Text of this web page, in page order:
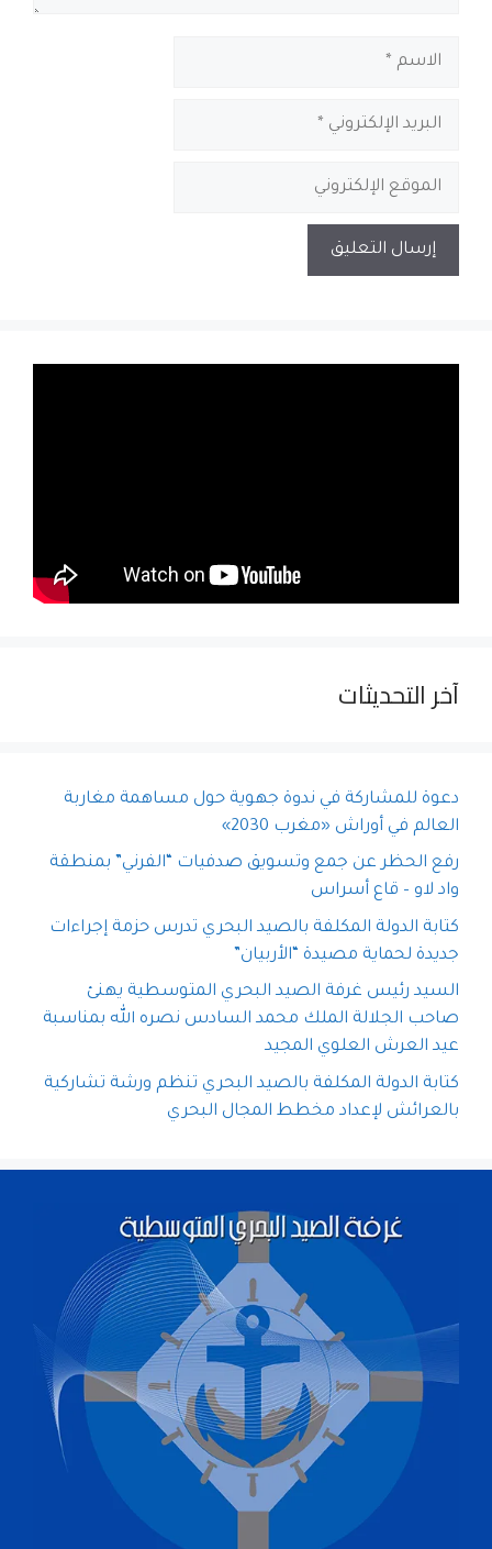
آخر التحديثات
دعوة للمشاركة في ندوة جهوية حول مساهمة مغاربة
العالم في أوراش «مغرب 2030»
رفع الحظر عن جمع وتسويق صدفيات “الفرني” بمنطقة
واد لاو – قاع أسراس
كتابة الدولة المكلفة بالصيد البحري تدرس حزمة إجراءات
جديدة لحماية مصيدة “الأربيان”
السيد رئيس غرفة الصيد البحري المتوسطية يهنئ
صاحب الجلالة الملك محمد السادس نصره الله بمناسبة
عيد العرش العلوي المجيد
كتابة الدولة المكلفة بالصيد البحري تنظم ورشة تشاركية
بالعرائش لإعداد مخطط المجال البحري